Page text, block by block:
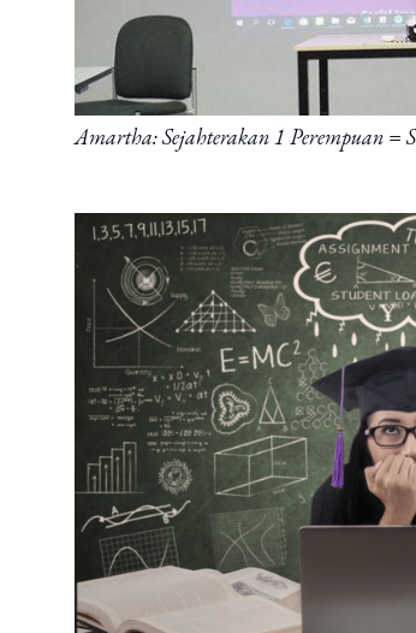
Amartha: Sejahterakan 1 Perempuan =